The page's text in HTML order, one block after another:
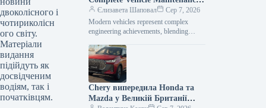
двоколісного і
чотириколісн
ого світу.
Матеріали
видання
підійдуть як
досвідченим
водіям, так і
початківцям.
& ECU Tuning
Єлизавета Шаповал
Сер 7, 2026
Modern vehicles represent complex
engineering achievements, blending
with intricate electronic management
systems. When searching for specialized
car…
Chery випередила Honda та
Mazda у Великій Британії